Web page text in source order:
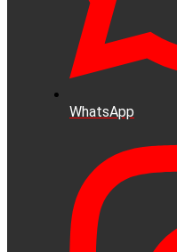
WhatsApp